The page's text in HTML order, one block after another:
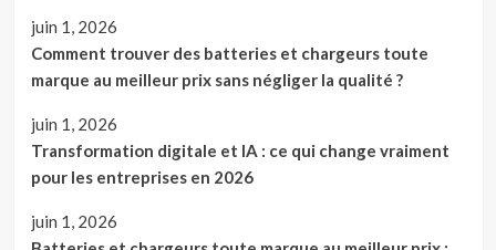
juin 1, 2026
Comment trouver des batteries et chargeurs toute
marque au meilleur prix sans négliger la qualité ?
juin 1, 2026
Transformation digitale et IA : ce qui change vraiment
pour les entreprises en 2026
juin 1, 2026